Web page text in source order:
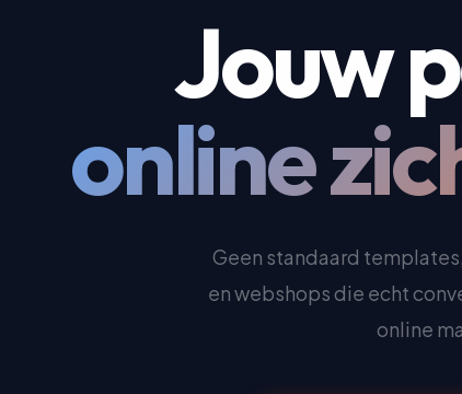
Jouw
online
Geen standaard
en webshops die echt
online